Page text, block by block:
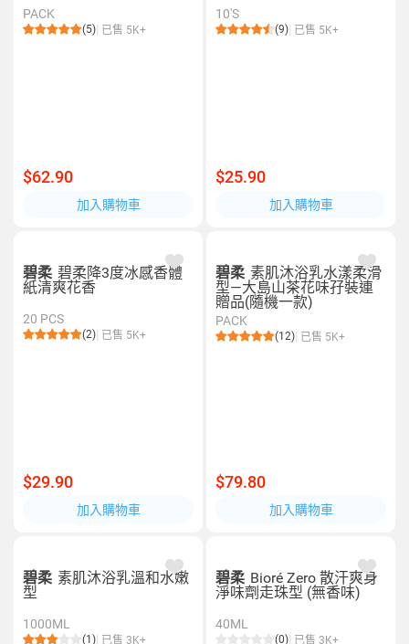
PACK
(5) 已售 5K+
$62.90
加入購物車
10'S
(9) 已售 5K+
$25.90
加入購物車
碧柔 碧柔降3度冰感香體
紙清爽花香
20 PCS
(2) 已售 5K+
$29.90
加入購物車
碧柔 素肌沐浴乳水漾柔滑
型—大島山茶花味孖裝連
贈品(隨機一款)
PACK
(12) 已售 5K+
$79.80
加入購物車
碧柔 素肌沐浴乳溫和水嫩
型
1000ML
(1) 已售 3K+
碧柔 Bioré Zero 散汗爽身
淨味劑走珠型 (無香味)
40ML
(0) 已售 3K+